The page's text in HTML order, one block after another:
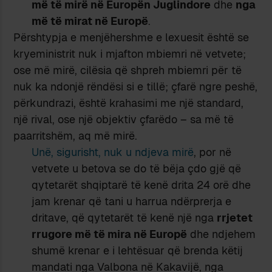
më të mirë në Europën Juglindore dhe nga
më të mirat në Europë.
Përshtypja e menjëhershme e lexuesit është se
kryeministrit nuk i mjafton mbiemri në vetvete;
ose më mirë, cilësia që shpreh mbiemri për të
nuk ka ndonjë rëndësi si e tillë; çfarë ngre peshë,
përkundrazi, është krahasimi me një standard,
një rival, ose një objektiv çfarëdo – sa më të
paarritshëm, aq më mirë.
Unë, sigurisht, nuk u ndjeva mirë, por në
vetvete u betova se do të bëja çdo gjë që
qytetarët shqiptarë të kenë drita 24 orë dhe
jam krenar që tani u harrua ndërprerja e
dritave, që qytetarët të kenë një nga rrjetet
rrugore më të mira në Europë dhe ndjehem
shumë krenar e i lehtësuar që brenda këtij
mandati nga Valbona në Kakavijë, nga